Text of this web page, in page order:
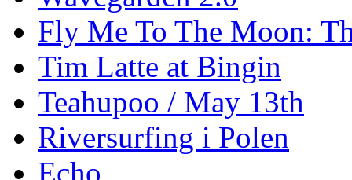
Fly Me To The Moon:
Tim Latte at Bingin
Teahupoo / May 13th
Riversurfing i Polen
Echo